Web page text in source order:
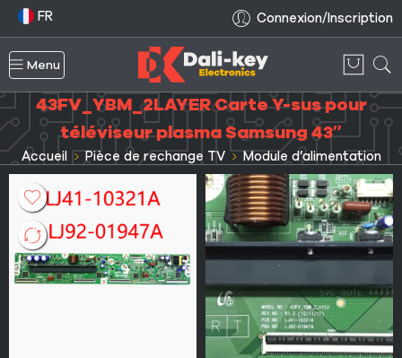
FR Connexion/Inscription
Menu
43FV_YBM_2LAYER Carte Y-sus pour
téléviseur plasma Samsung 43″
Accueil Pièce de rechange TV Module d’alimentation